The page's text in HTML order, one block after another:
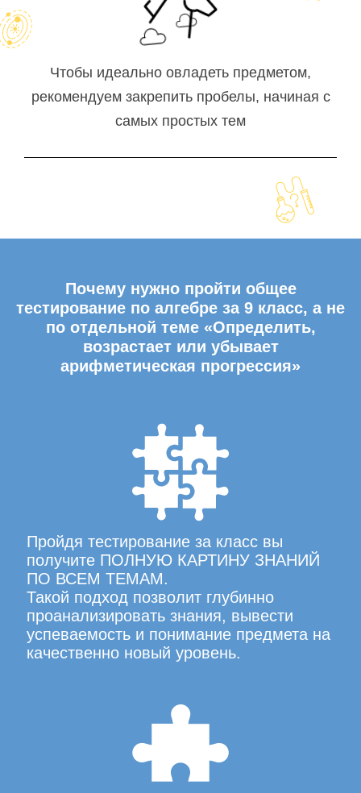
Чтобы идеально овладеть предметом,
рекомендуем закрепить пробелы, начиная с
самых простых тем
Почему нужно пройти общее
тестирование по алгебре за 9 класс, а не
по отдельной теме «Определить,
возрастает или убывает
арифметическая прогрессия»
Пройдя тестирование за класс вы
получите ПОЛНУЮ КАРТИНУ ЗНАНИЙ
ПО ВСЕМ ТЕМАМ.
Такой подход позволит глубинно
проанализировать знания, вывести
успеваемость и понимание предмета на
качественно новый уровень.